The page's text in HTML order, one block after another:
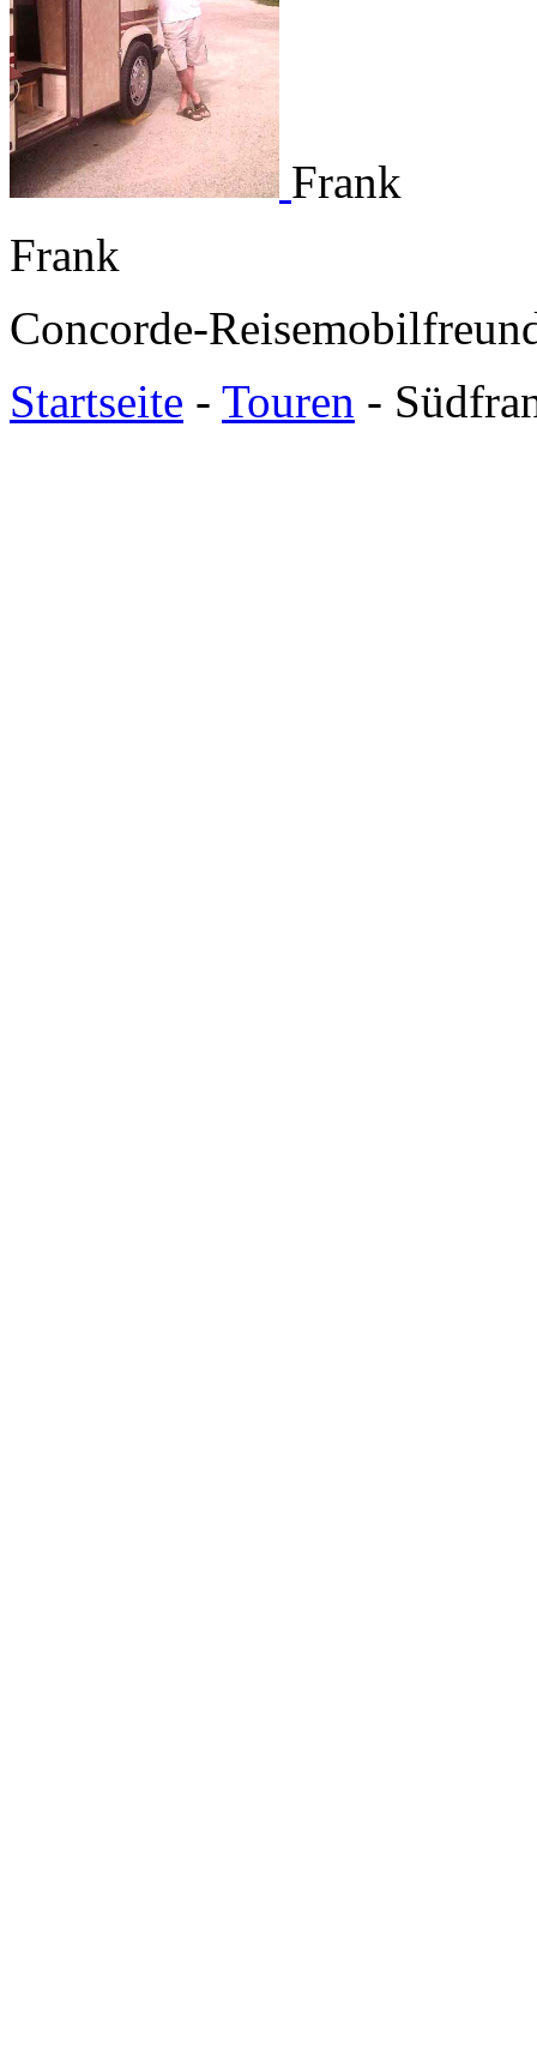
Frank
Frank
Concorde-
Startseite - Touren -